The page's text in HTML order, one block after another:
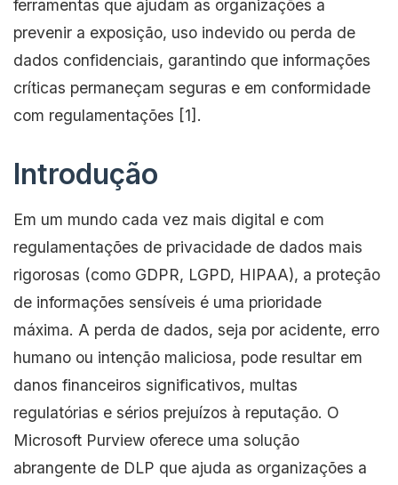
ferramentas que ajudam as organizações a
prevenir a exposição, uso indevido ou perda de
dados confidenciais, garantindo que informações
críticas permaneçam seguras e em conformidade
com regulamentações [1].
Introdução
Em um mundo cada vez mais digital e com
regulamentações de privacidade de dados mais
rigorosas (como GDPR, LGPD, HIPAA), a proteção
de informações sensíveis é uma prioridade
máxima. A perda de dados, seja por acidente, erro
humano ou intenção maliciosa, pode resultar em
danos financeiros significativos, multas
regulatórias e sérios prejuízos à reputação. O
Microsoft Purview oferece uma solução
abrangente de DLP que ajuda as organizações a